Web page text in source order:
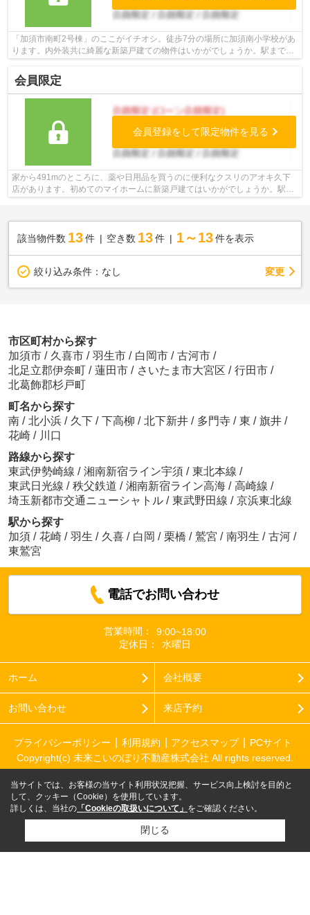
「加須市南町2号棟」のここがイチオシ。徒歩7分の場所に加須南小学校があ
ります。内外装共に綺麗な新築戸建ての物件はいかがでしょうか。駅まで徒
歩15分の場所に立地しています。当社...
会員限定
会員登録をして限定物件を見る
家から491mのところに、薬や日用品を買うのに便利なクスリのアオキ久下
店があります。初めてのマイホームに新築戸建てはいかがでしょうか。駅ま
で歩いて15分ほどの物件です。ゆったり...
該当物件数 13件 空き数 13 件 1～13 件を表示
絞り込み条件： なし 変更
市区町村から探す
加須市 / 久喜市 / 羽生市 / 白岡市 / 古河市 /
北足立郡伊奈町 / 蓮田市 / さいたま市大宮区 / 行田市 /
北葛飾郡杉戸町
町名から探す
南 / 北小浜 / 久下 / 下高柳 / 北下新井 / 多門寺 / 東 / 旗井 /
花崎 / 川口
路線から探す
東武伊勢崎線 / 湘南新宿ライン宇須 / 東北本線 /
東武日光線 / 秩父鉄道 / 湘南新宿ライン高海 / 高崎線 /
埼玉新都市交通ニューシャトル / 東武野田線 / 京浜東北線
駅から探す
加須 / 花崎 / 羽生 / 久喜 / 白岡 / 栗橋 / 鷲宮 / 南羽生 / 古河 /
東鷲宮
電話でお問い合わせ
営業時間：
9:00~18:00
定休日：
水曜日
ホーム 会社概要
お問い合わせ 来店予約
プライバシーポリシー 利用規約 アクセスマップ
PCサイト
Copyright(c) 未来こいのぼり不動産株式会社 All rights reserved.
当サイトでは、お客様の当サイト利用状況把握、サービス向上検討を目的と
して、クッキー（Cookie）を使用しています。
詳しくは、当社の 「Cookieの取扱いについて」 をご確認ください。
閉じる